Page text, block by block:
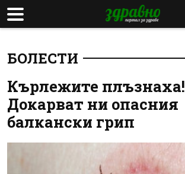
БОЛЕСТИ
Кърлежите плъзнаха!
Докарват ни опасния
балкански грип